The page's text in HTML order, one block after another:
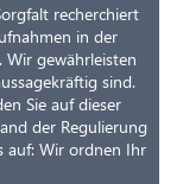
recherchiert
in der
Wir gewährleisten
sind.
Sie auf dieser
der Regulierung
auf: Wir ordnen Ihr